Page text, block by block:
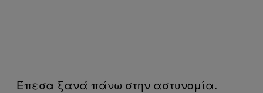
Έπεσα ξανά πάνω στην αστυνομία.